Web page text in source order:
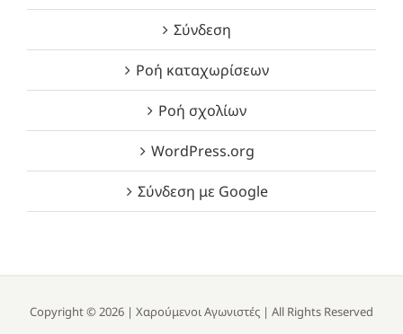
Σύνδεση
Ροή καταχωρίσεων
Ροή σχολίων
WordPress.org
Σύνδεση με Google
Copyright © 2026 | Χαρούμενοι Αγωνιστές | All Rights Reserved